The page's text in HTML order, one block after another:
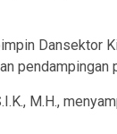
Dansektor
pendampingan
M.H.,